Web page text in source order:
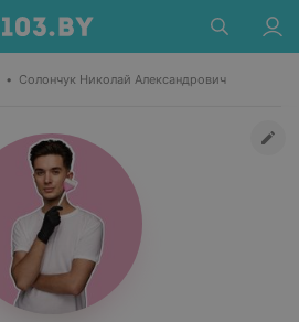
• Солончук Николай Александрович